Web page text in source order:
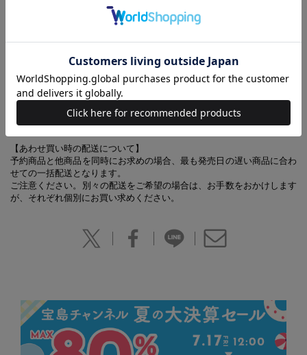
にぴったり。最大の特徴は、全選手の過去5年間の成績＆年俸を完全網
羅している点。
また、選手だけでなく、全監督・コーチも顔写真入りで掲載。本誌オリ
ジナルの「NPB承認 12球団旗シール」つき。
【あわせ買い時の配送について】
予約商品と他商品を同時にお求めの場合、最も発売日の遅い商品に合わ
せての一括配送となります。
ご注意ください。別々の配送をご希望の場合は、お手数をおかけします
が、それぞれ個別にお買い求めください。